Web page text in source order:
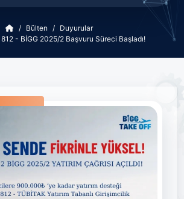
Bülten
Duyurular
- BİGG 2025/2 Başvuru Süreci Başladı!